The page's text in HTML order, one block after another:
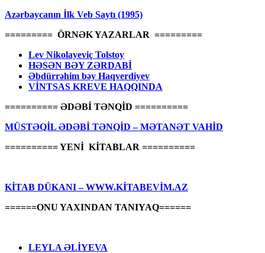
Azərbaycanın İlk Veb Saytı (1995)
========= ÖRNƏK YAZARLAR =========
Lev Nikolayeviç Tolstoy
HƏSƏN BƏY ZƏRDABİ
Əbdürrəhim bəy Haqverdiyev
VİNTSAS KREVE HAQQINDA
========== ƏDƏBİ TƏNQİD ==========
MÜSTƏQİL ƏDƏBİ TƏNQİD – MƏTANƏT VAHİD
========== YENİ KİTABLAR ==========
KİTAB DÜKANI – WWW.KİTABEVİM.AZ
======ONU YAXINDAN TANIYAQ======
LEYLA ƏLİYEVA